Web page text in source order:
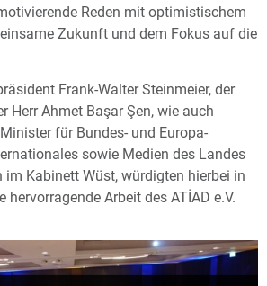
Reden mit optimistischem
Zukunft und dem Fokus auf die
Frank-Walter Steinmeier, der
Herr Ahmet Başar Şen, wie auch
für Bundes- und Europa­
sowie Medien des Landes
im Kabinett Wüst, würdigten hierbei in
hervorragende Arbeit des ATİAD e.V.